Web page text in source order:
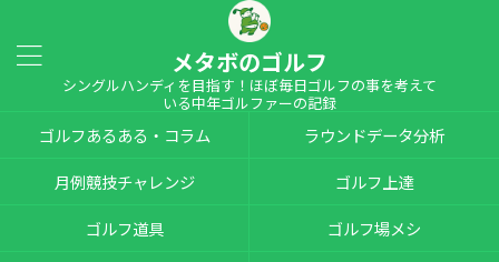
メタボのゴルフ
シングルハンディを目指す！ほぼ毎日ゴルフの事を考えて
いる中年ゴルファーの記録
ゴルフあるある・コラム
ラウンドデータ分析
月例競技チャレンジ
ゴルフ上達
ゴルフ道具
ゴルフ場メシ